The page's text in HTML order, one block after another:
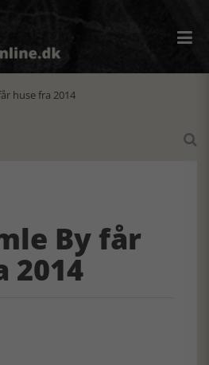
huse fra 2014

By får
2014